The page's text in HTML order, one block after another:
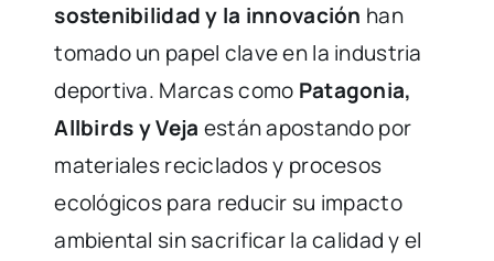
sostenibilidad y la innovación han
tomado un papel clave en la industria
deportiva. Marcas como Patagonia,
Allbirds y Veja están apostando por
materiales reciclados y procesos
ecológicos para reducir su impacto
ambiental sin sacrificar la calidad y el